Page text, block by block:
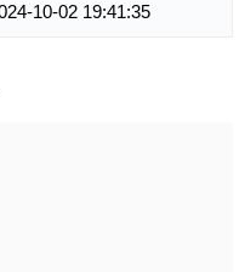
10-02 19:41:35